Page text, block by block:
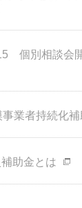
個別相談会
事業者持続化
補助金とは